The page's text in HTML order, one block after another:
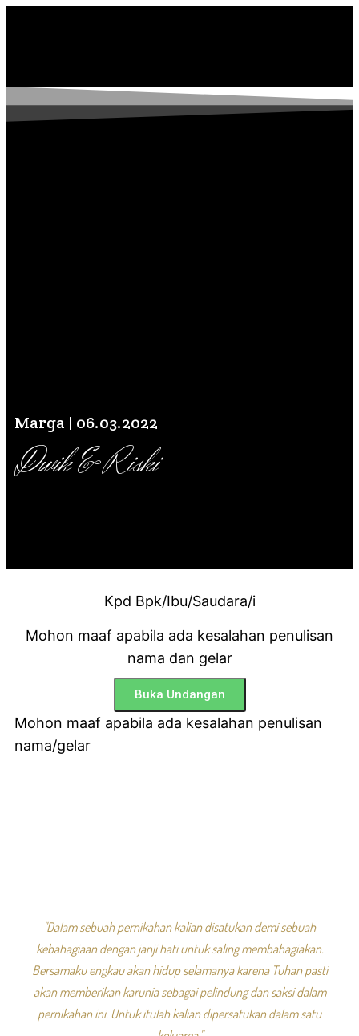
Marga | 06.03.2022
Dwik & Riski
Kpd Bpk/Ibu/Saudara/i
Mohon maaf apabila ada kesalahan penulisan
nama dan gelar
Buka Undangan
Mohon maaf apabila ada kesalahan penulisan
nama/gelar
"Dalam sebuah pernikahan kalian disatukan demi sebuah
kebahagiaan dengan janji hati untuk saling membahagiakan.
Bersamaku engkau akan hidup selamanya karena Tuhan pasti
akan memberikan karunia sebagai pelindung dan saksi dalam
pernikahan ini. Untuk itulah kalian dipersatukan dalam satu